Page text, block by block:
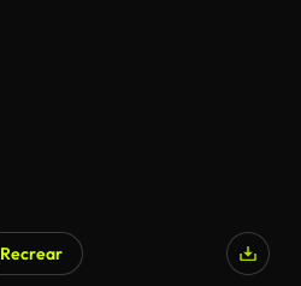
Recrear